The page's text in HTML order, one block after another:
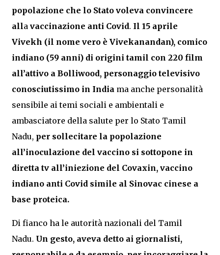
popolazione che lo Stato voleva convincere
alla vaccinazione anti Covid. Il 15 aprile
Vivekh (il nome vero è Vivekanandan), comico
indiano (59 anni) di origini tamil con 220 film
all’attivo a Bolliwood, personaggio televisivo
conosciutissimo in India ma anche personalità
sensibile ai temi sociali e ambientali e
ambasciatore della salute per lo Stato Tamil
Nadu, per sollecitare la popolazione
all’inoculazione del vaccino si sottopone in
diretta tv all’iniezione del Covaxin, vaccino
indiano anti Covid simile al Sinovac cinese a
base proteica.
Di fianco ha le autorità nazionali del Tamil
Nadu. Un gesto, aveva detto ai giornalisti,